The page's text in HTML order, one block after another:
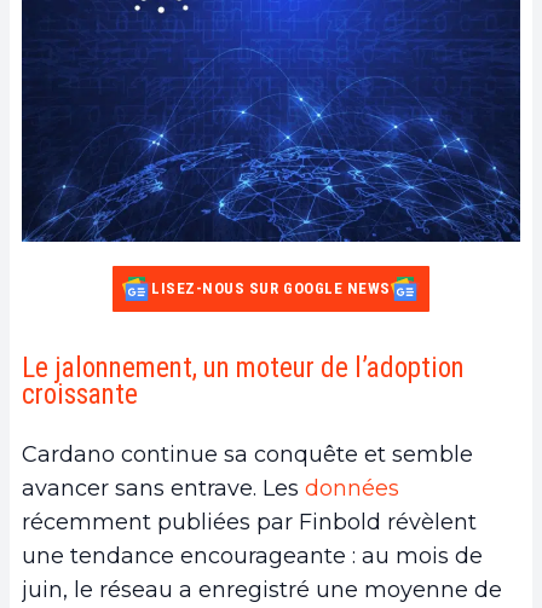
LISEZ-NOUS SUR GOOGLE NEWS
Le jalonnement, un moteur de l’adoption
croissante
Cardano continue sa conquête et semble
avancer sans entrave. Les données
récemment publiées par Finbold révèlent
une tendance encourageante : au mois de
juin, le réseau a enregistré une moyenne de